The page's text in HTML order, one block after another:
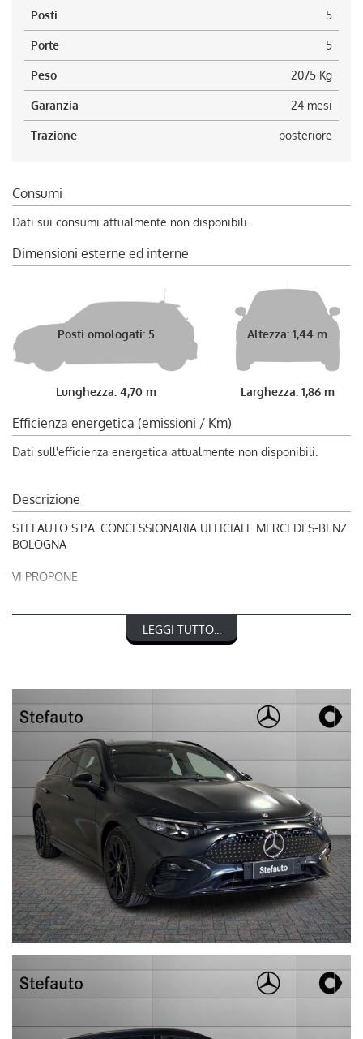
Posti 5
Porte 5
Peso 2075 Kg
Garanzia 24 mesi
Trazione posteriore
Consumi
Dati sui consumi attualmente non disponibili.
Dimensioni esterne ed interne
Posti omologati: 5
Lunghezza: 4,70 m
Altezza: 1,44 m
Larghezza: 1,86 m
Efficienza energetica (emissioni / Km)
Dati sull'efficienza energetica attualmente non disponibili.
Descrizione
STEFAUTO S.P.A. CONCESSIONARIA UFFICIALE MERCEDES-BENZ
BOLOGNA
VI PROPONE
MERCEDES-BENZ CLA Shooting Brake 250+ EQ AMG Line
L'OFFERTA INCLUDE:
- Premium
OFFERTA VALIDA FINO A FINE MESE
OFFERTA VALIDA CON IL RITIRO DI USATO DAL VALORE
MINIMO DI 5000€ (FONTE EUROTAX BLU)
nel prezzo è esclusa l'IPT
Per conoscerci meglio visita il nostro sito www.stefauto.it e per
interessato all’auto, in risposta all’annuncio indica: città e
numero telefonico.
di immatricolazione, chilometri, accessori principali, cambio,
LEGGI TUTTO...